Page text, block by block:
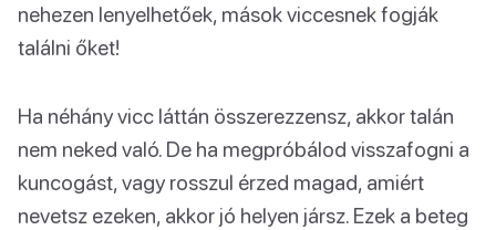
nehezen lenyelhetőek, mások viccesnek fogják
találni őket!
Ha néhány vicc láttán összerezzensz, akkor talán
nem neked való. De ha megpróbálod visszafogni a
kuncogást, vagy rosszul érzed magad, amiért
nevetsz ezeken, akkor jó helyen jársz. Ezek a beteg